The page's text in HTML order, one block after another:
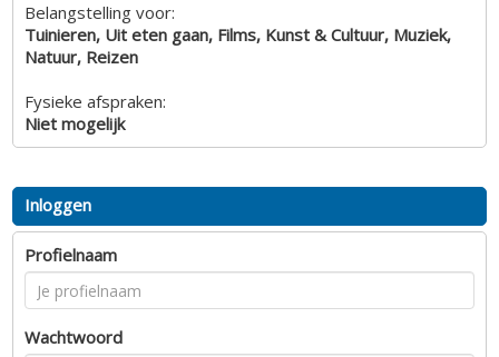
Belangstelling voor:
Tuinieren, Uit eten gaan, Films, Kunst & Cultuur, Muziek,
Natuur, Reizen
Fysieke afspraken:
Niet mogelijk
Inloggen
Profielnaam
Wachtwoord